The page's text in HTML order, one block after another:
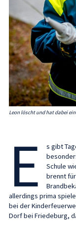
Leon löscht und hat dabei
E
s gibt
Schule
brennt
allerdings prima
bei der
Dorf bei Friedeburg,